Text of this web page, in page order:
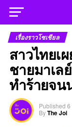
เรื่องราวโซเชียล
สาวไทยเ
ชายมาเล
ทำร้ายจน
Published 6
ByThe Joi